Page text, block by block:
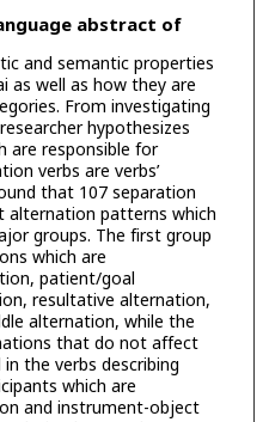
abstract of
and semantic properties
as well as how they are
From investigating
hypothesizes
are responsible for
verbs are verbs’
that 107 separation
alternation patterns which
groups. The first group
which are
patient/goal
resultative alternation,
alternation, while the
that do not affect
the verbs describing
which are
and instrument-object